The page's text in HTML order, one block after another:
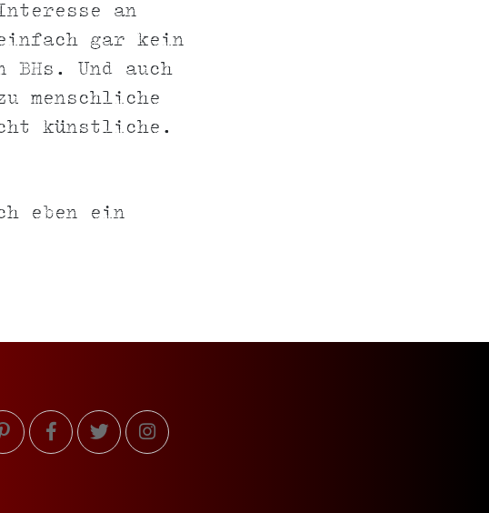
an
gar kein
Und auch
menschliche
künstliche.
eben ein